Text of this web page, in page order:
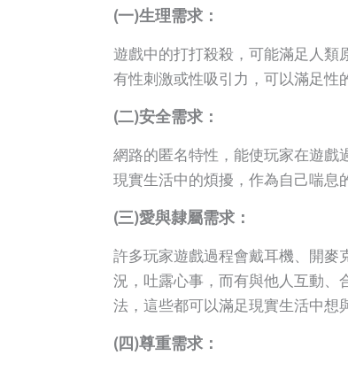
(一)生理需求：
遊戲中的打打殺殺，可能滿足人類
有性刺激或性吸引力，可以滿足性
(二)安全需求：
網路的匿名特性，能使玩家在遊戲
現實生活中的煩擾，作為自己喘息
(三)愛與隸屬需求：
許多玩家遊戲過程會戴耳機、開麥
況，吐露心事，而有與他人互動、
法，這些都可以滿足現實生活中想
(四)尊重需求：